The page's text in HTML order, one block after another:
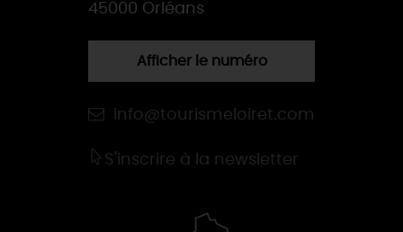
45000 Orléans
Afficher le numéro
info@tourismeloiret.com
S'inscrire à la newsletter